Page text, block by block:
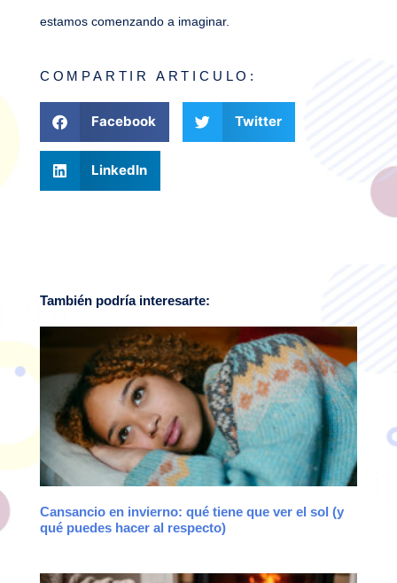
estamos comenzando a imaginar.
COMPARTIR ARTICULO:
Facebook Twitter
LinkedIn
También podría interesarte:
Cansancio en invierno: qué tiene que ver el sol (y
qué puedes hacer al respecto)